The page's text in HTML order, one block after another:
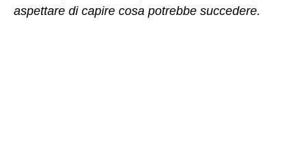
aspettare di capire cosa potrebbe succedere.